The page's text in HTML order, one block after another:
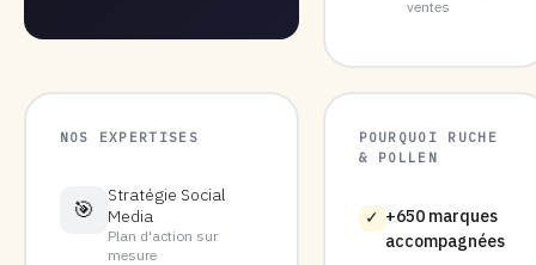
ventes
NOS EXPERTISES
🎯
Stratégie Social
Media
Plan d'action sur
mesure
POURQUOI RUCHE
& POLLEN
✓ +650 marques
accompagnées